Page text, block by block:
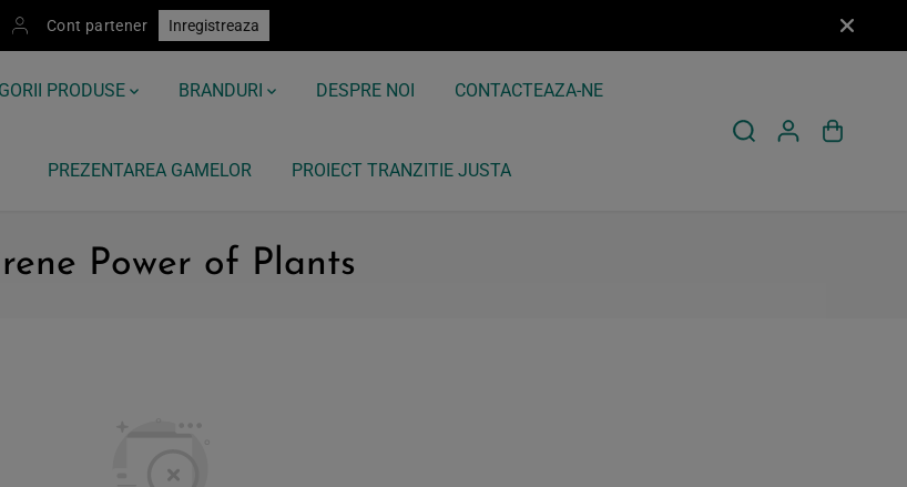
Cont partener Inregistreaza
PRODUSE BRANDURI DESPRE NOI CONTACTEAZA-NE
PREZENTAREA GAMELOR PROIECT TRANZITIE JUSTA
Power of Plants